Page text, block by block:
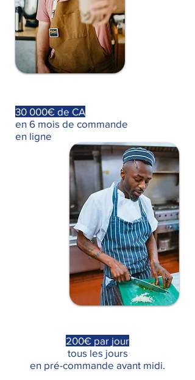
200€ par jour
tous les jours
en pré-commande avant midi.
30 000€ de CA
en 6 mois de commande
en ligne